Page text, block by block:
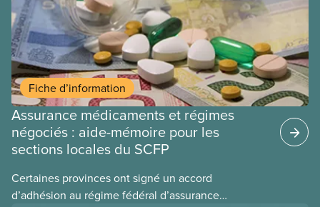
Fiche d’information
Assurance médicaments et régimes
négociés : aide-mémoire pour les
sections locales du SCFP
Certaines provinces ont signé un accord
d’adhésion au régime fédéral d’assurance